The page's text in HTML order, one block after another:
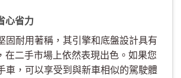
心省力
固耐用著稱，其引擎和底盤設計具有
在二手市場上依然表現出色。如果您
車，可以享受到與新車相似的駕駛體